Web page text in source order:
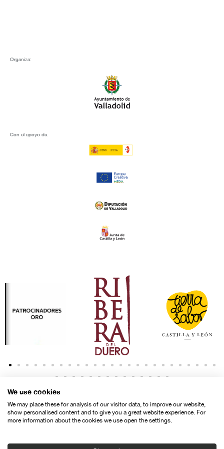
Organiza:
Con el apoyo de:
We use cookies
We may place these for analysis of our visitor data, to improve our website,
show personalised content and to give you a great website experience. For
more information about the cookies we use open the settings.